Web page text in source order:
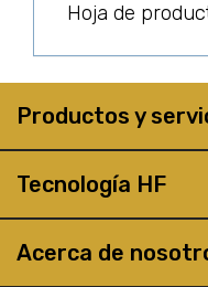
Hoja de
Productos y
Tecnología HF
Acerca de